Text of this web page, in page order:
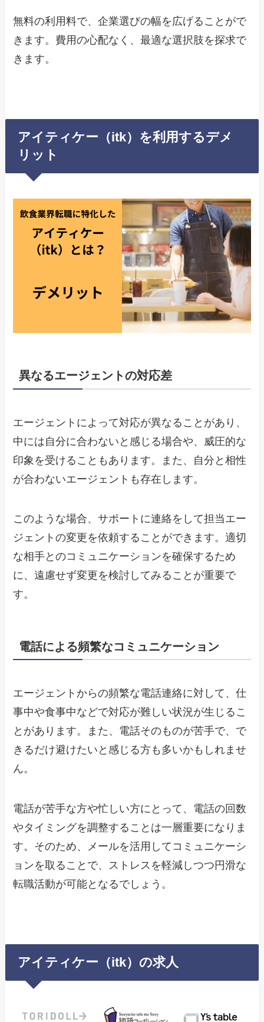
無料の利用料で、企業選びの幅を広げることがで
きます。費用の心配なく、最適な選択肢を探求で
きます。
アイティケー（itk）を利用するデメ
リット
異なるエージェントの対応差
エージェントによって対応が異なることがあり、
中には自分に合わないと感じる場合や、威圧的な
印象を受けることもあります。また、自分と相性
が合わないエージェントも存在します。
このような場合、サポートに連絡をして担当エー
ジェントの変更を依頼することができます。適切
な相手とのコミュニケーションを確保するため
に、遠慮せず変更を検討してみることが重要で
す。
電話による頻繁なコミュニケーション
エージェントからの頻繁な電話連絡に対して、仕
事中や食事中などで対応が難しい状況が生じるこ
とがあります。また、電話そのものが苦手で、で
きるだけ避けたいと感じる方も多いかもしれませ
ん。
電話が苦手な方や忙しい方にとって、電話の回数
やタイミングを調整することは一層重要になりま
す。そのため、メールを活用してコミュニケーシ
ョンを取ることで、ストレスを軽減しつつ円滑な
転職活動が可能となるでしょう。
アイティケー（itk）の求人